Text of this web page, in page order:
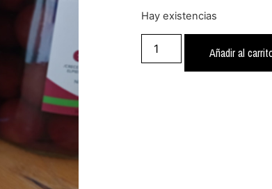
Hay existencias
Añadir al